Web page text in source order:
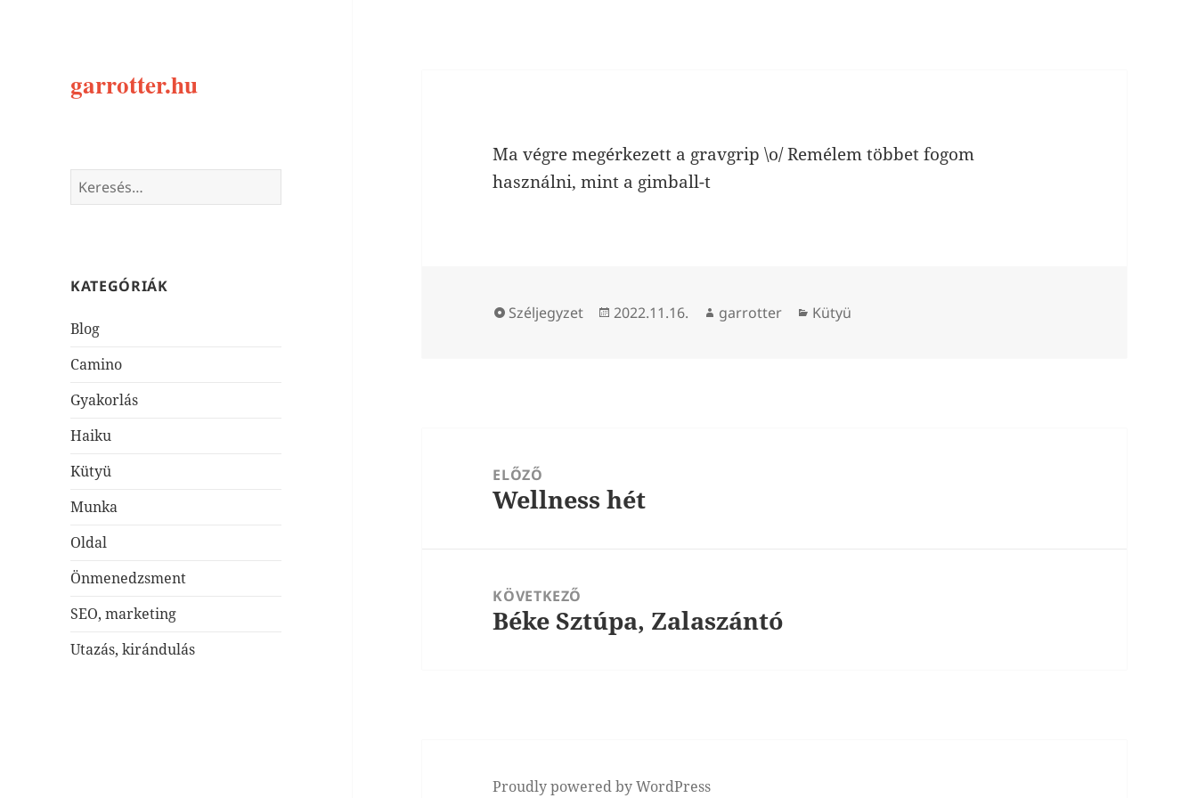
garrotter.hu
Keresés:
KATEGÓRIÁK
Blog
Camino
Gyakorlás
Haiku
Kütyü
Munka
Oldal
Önmenedzsment
SEO, marketing
Utazás, kirándulás
Ma végre megérkezett a gravgrip \o/ Remélem többet fogom
használni, mint a gimball-t
Forma
Széljegyzet Közzétéve
2022.11.16. Szerző
garrotter Kategória
Kütyü
navigációELŐZŐ
Korábbi
Wellness hét
KÖVETKEZŐ
Következő
Béke Sztúpa, Zalaszántó
Proudly powered by WordPress